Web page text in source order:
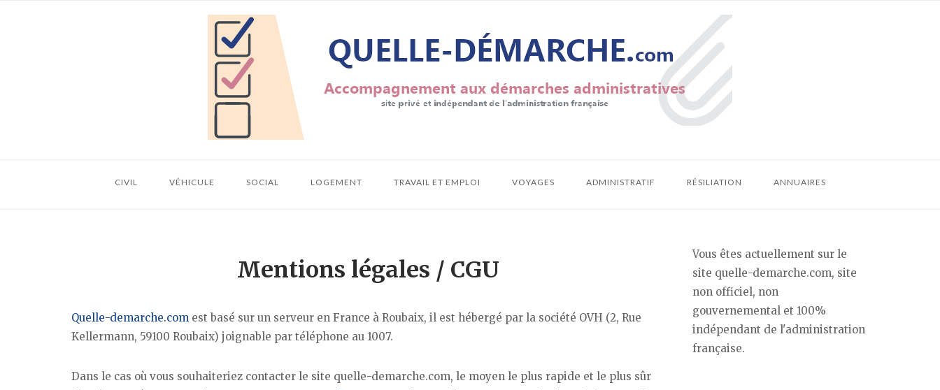
Home
CIVIL VÉHICULE SOCIAL LOGEMENT TRAVAIL ET EMPLOI VOYAGES ADMINISTRATIF RÉSILIATION ANNUAIRES
Mentions légales / CGU
Quelle-demarche.com est basé sur un serveur en France à Roubaix, il est hébergé par la société OVH (2, Rue
Kellermann, 59100 Roubaix) joignable par téléphone au 1007.
Dans le cas où vous souhaiteriez contacter le site quelle-demarche.com, le moyen le plus rapide et le plus sûr
Vous êtes actuellement sur le
site quelle-demarche.com, site
non officiel, non
gouvernemental et 100%
indépendant de l'administration
française.